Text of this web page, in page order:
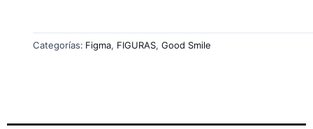
Categorías: Figma, FIGURAS, Good Smile